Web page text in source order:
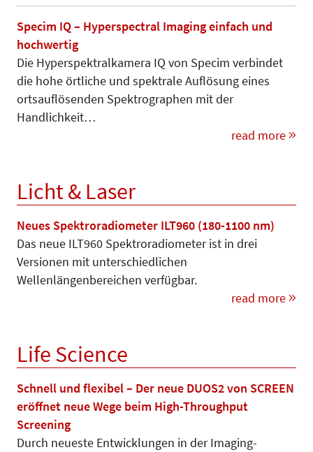
Specim IQ – Hyperspectral Imaging einfach und
hochwertig
Die Hyperspektralkamera IQ von Specim verbindet
die hohe örtliche und spektrale Auflösung eines
ortsauflösenden Spektrographen mit der
Handlichkeit…
read more
Licht & Laser
Neues Spektroradiometer ILT960 (180-1100 nm)
Das neue ILT960 Spektroradiometer ist in drei
Versionen mit unterschiedlichen
Wellenlängenbereichen verfügbar.
read more
Life Science
Schnell und flexibel – Der neue DUOS2 von SCREEN
eröffnet neue Wege beim High-Throughput
Screening
Durch neueste Entwicklungen in der Imaging-